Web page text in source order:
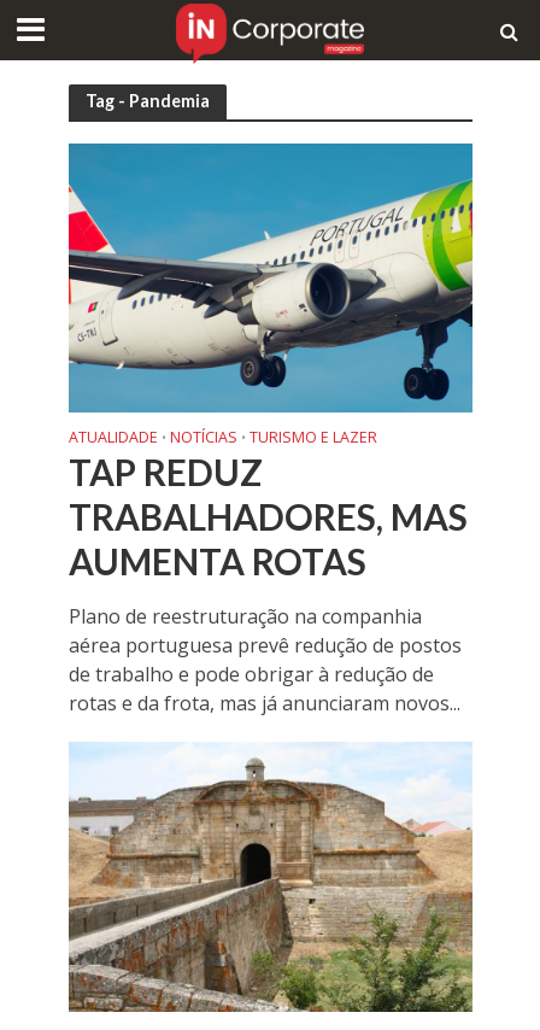
Tag - Pandemia
ATUALIDADE • NOTÍCIAS • TURISMO E LAZER
TAP REDUZ
TRABALHADORES, MAS
AUMENTA ROTAS
Plano de reestruturação na companhia
aérea portuguesa prevê redução de postos
de trabalho e pode obrigar à redução de
rotas e da frota, mas já anunciaram novos...